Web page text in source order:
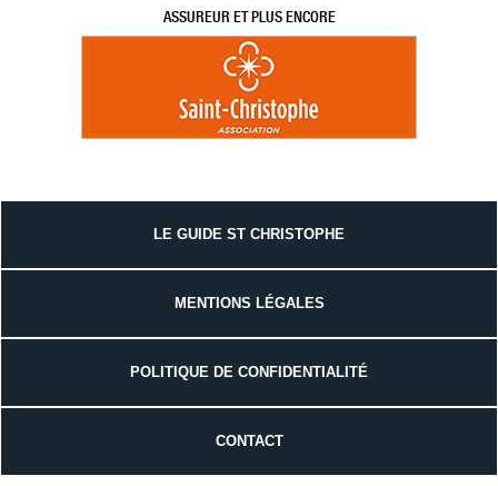
ASSUREUR ET PLUS ENCORE
LE GUIDE ST CHRISTOPHE
MENTIONS LÉGALES
POLITIQUE DE CONFIDENTIALITÉ
CONTACT